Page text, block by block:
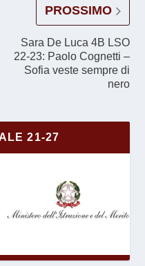
PROSSIMO
Sara De Luca 4B LSO
22-23: Paolo Cognetti –
Sofia veste sempre di
nero
21-27